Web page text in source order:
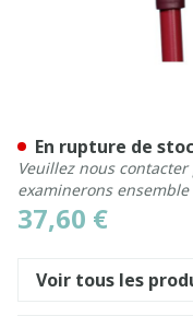
37,60 €
En rupture de
Veuillez nous
examinerons
Voir tous les